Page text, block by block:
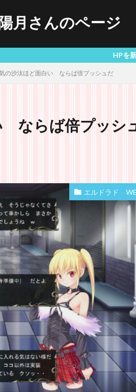
月さんのページ
HPを新設しました
の沙汰ほど面白い ならば倍プッシュだ
ならば倍プッシ
エルドラド